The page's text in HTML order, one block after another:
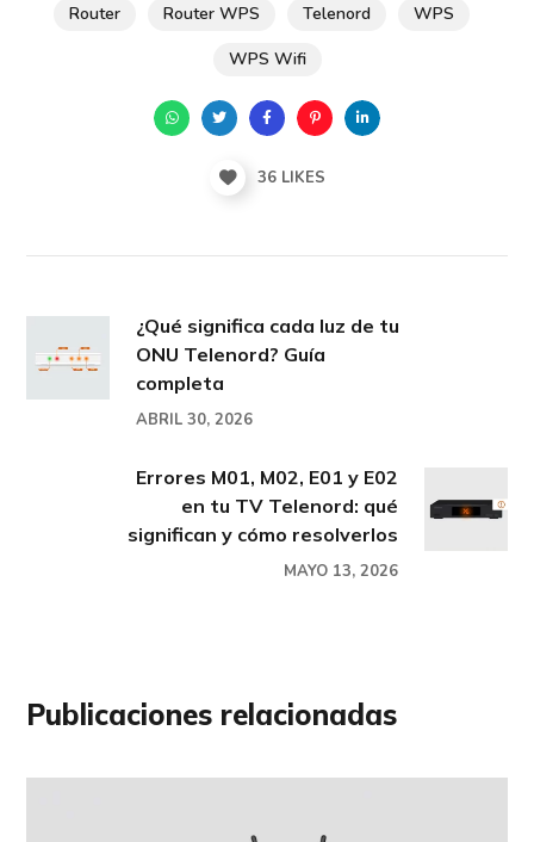
Router
Router WPS Telenord
WPS
WPS Wifi
36LIKES
¿Qué significa cada luz de tu
ONU Telenord? Guía
completa
ABRIL 30, 2026
Errores M01, M02, E01 y E02
en tu TV Telenord: qué
significan y cómo resolverlos
MAYO 13, 2026
Publicaciones relacionadas